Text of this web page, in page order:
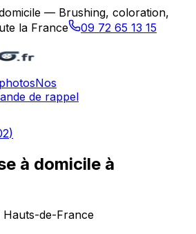
— Brushing, coloration,
la France
09 72 65 13 15
Nos
de rappel
)
à domicile à
Hauts-de-France